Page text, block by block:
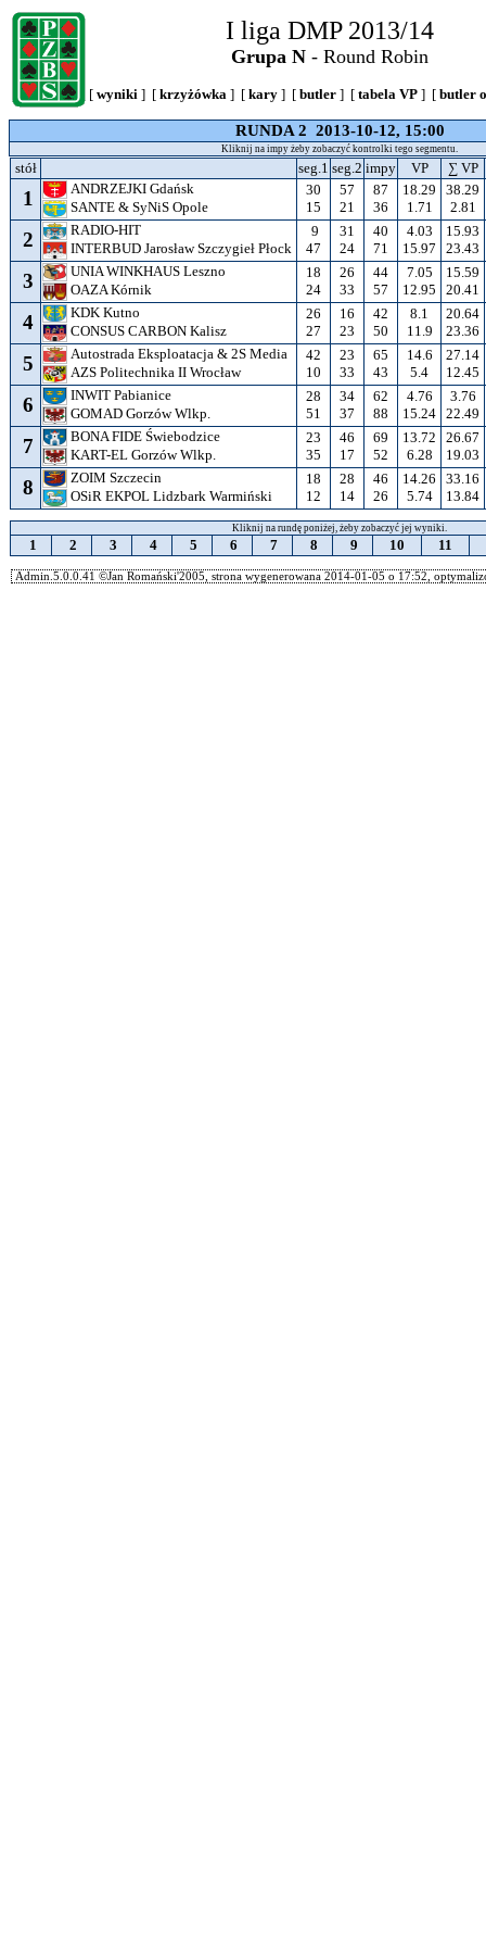
I liga DMP 2013/14
Grupa N- Round Robin
[ wyniki ] [ krzyżówka ] [ kary ] [ butler ] [ tabela VP ] [ butler
RUNDA 2 2013-10-12, 15:00
Kliknij na impy żeby zobaczyć kontrolki tego segmentu.
stół seg.1 seg.2 impy VP ∑ VP
1
ANDRZEJKI Gdańsk
SANTE & SyNiS Opole
30
15
57
21
87
36
18.29
1.71
38.29
2.81
2
RADIO-HIT
INTERBUD Jarosław Szczygieł Płock
9
47
31
24
40
71
4.03
15.97
15.93
23.43
3
UNIA WINKHAUS Leszno
OAZA Kórnik
18
24
26
33
44
57
7.05
12.95
15.59
20.41
4
KDK Kutno
CONSUS CARBON Kalisz
26
27
16
23
42
50
8.1
11.9
20.64
23.36
5
Autostrada Eksploatacja & 2S Media
AZS Politechnika II Wrocław
42
10
23
33
65
43
14.6
5.4
27.14
12.45
6
INWIT Pabianice
GOMAD Gorzów Wlkp.
28
51
34
37
62
88
4.76
15.24
3.76
22.49
7
BONA FIDE Świebodzice
KART-EL Gorzów Wlkp.
23
35
46
17
69
52
13.72
6.28
26.67
19.03
8
ZOIM Szczecin
OSiR EKPOL Lidzbark Warmiński
18
12
28
14
46
26
14.26
5.74
33.16
13.84
Kliknij na rundę poniżej, żeby zobaczyć jej wyniki.
1 2 3 4 5 6 7 8 9 10 11
Admin.5.0.0.41 ©Jan Romański'2005, strona wygenerowana 2014-01-05 o 17:52,